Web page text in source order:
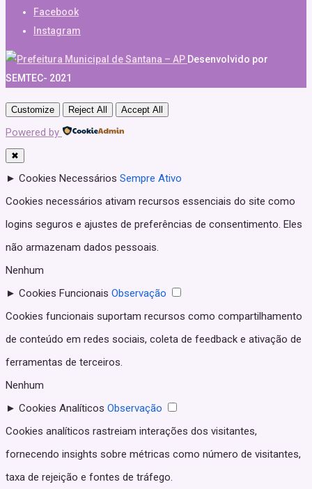
Facebook
Instagram
Desenvolvido por
SEMTEC- 2021
Customize Reject All Accept All
Powered by
✖
► Cookies Necessários Sempre Ativo
Cookies necessários ativam recursos essenciais do site como
logins seguros e ajustes de preferências de consentimento. Eles
não armazenam dados pessoais.
Nenhum
► Cookies Funcionais Observação
Cookies funcionais suportam recursos como compartilhamento
de conteúdo em redes sociais, coleta de feedback e ativação de
ferramentas de terceiros.
Nenhum
► Cookies Analíticos Observação
Cookies analíticos rastreiam interações dos visitantes,
fornecendo insights sobre métricas como número de visitantes,
taxa de rejeição e fontes de tráfego.